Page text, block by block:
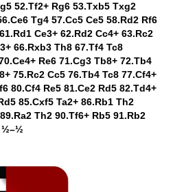
52.Tf2+ Rg6 53.Txb5 Txg2
Tg4 57.Cc5 Ce5 58.Rd2 Rf6
Ce3+ 62.Rd2 Cc4+ 63.Rc2
66.Rxb3 Th8 67.Tf4 Tc8
Re6 71.Cg3 Tb8+ 72.Tb4
75.Rc2 Cc5 76.Tb4 Tc8 77.Cf4+
80.Cf4 Re5 81.Ce2 Rd5 82.Td4+
85.Cxf5 Ta2+ 86.Rb1 Th2
Th2 90.Tf6+ Rb5 91.Rb2
½–½